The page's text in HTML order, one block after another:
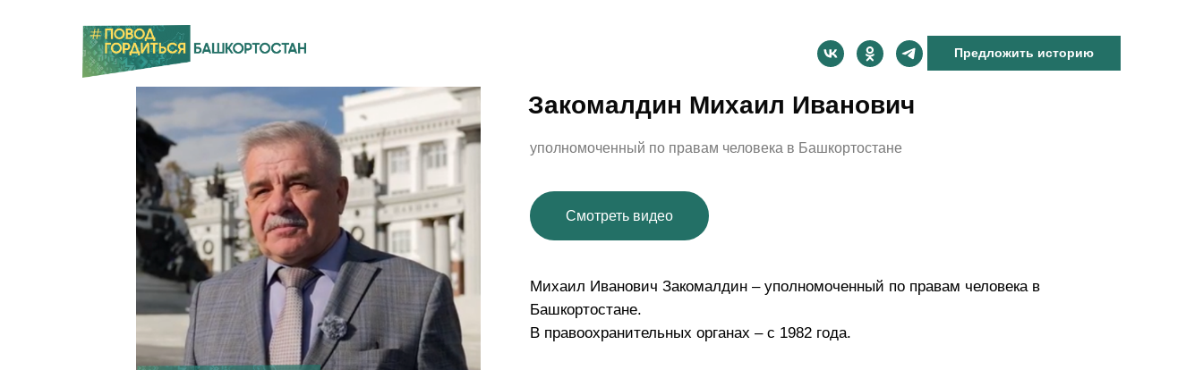
Предложить историю
уполномоченный по правам человека в Башкортостане
Закомалдин Михаил Иванович
Михаил Иванович Закомалдин – уполномоченный по правам человека в
Башкортостане.
В правоохранительных органах – с 1982 года.
Смотреть видео